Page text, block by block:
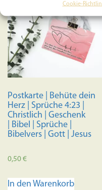
Cookie-
Postkarte | Behüte dein
Herz | Sprüche 4:23 |
Christlich | Geschenk
| Bibel | Sprüche |
Bibelvers | Gott | Jesus
0,50€
In den Warenkorb